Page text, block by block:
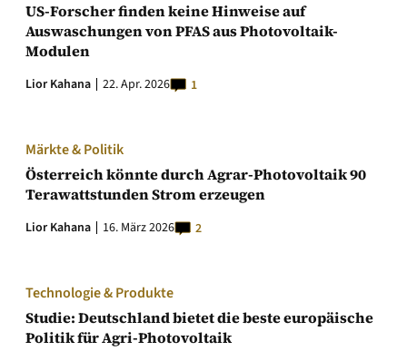
US-Forscher finden keine Hinweise auf
Auswaschungen von PFAS aus Photovoltaik-
Modulen
Lior Kahana 22. Apr. 2026 1
Märkte & Politik
Österreich könnte durch Agrar-Photovoltaik 90
Terawattstunden Strom erzeugen
Lior Kahana 16. März 2026 2
Technologie & Produkte
Studie: Deutschland bietet die beste europäische
Politik für Agri-Photovoltaik